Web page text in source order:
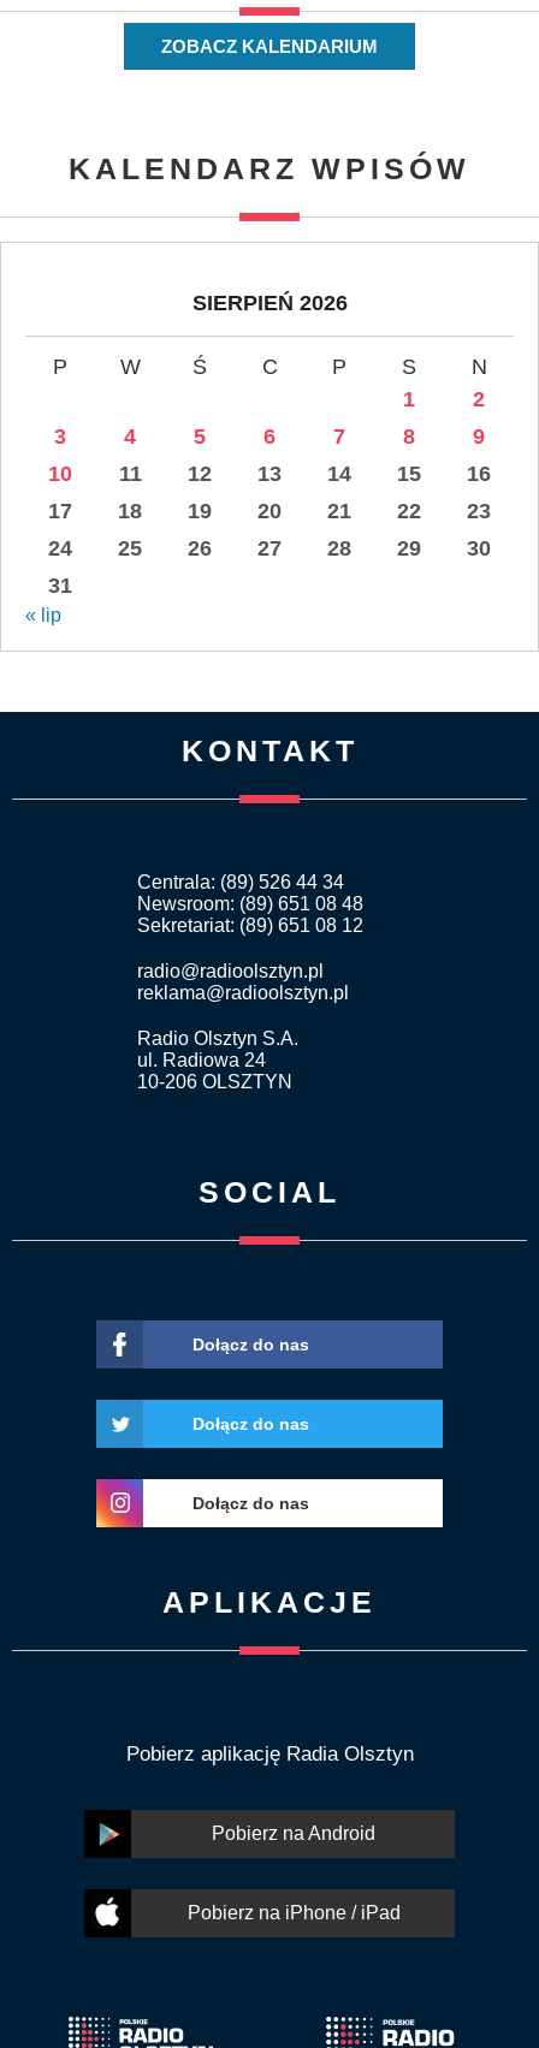
ZOBACZ KALENDARIUM
KALENDARZ WPISÓW
SIERPIEŃ 2026
P W Ś C P S
N
1
2
3
4 5 6 7 8
9
10
11 12 13 14 15
16
17
18 19 20 21 22
23
24
25 26 27 28 29
30
31
« lip
KONTAKT
Centrala: (89) 526 44 34
Newsroom: (89) 651 08 48
Sekretariat: (89) 651 08 12
radio@radioolsztyn.pl
reklama@radioolsztyn.pl
Radio Olsztyn S.A.
ul. Radiowa 24
10-206 OLSZTYN
SOCIAL
Dołącz do nas
Dołącz do nas
Dołącz do nas
APLIKACJE
Pobierz aplikację Radia Olsztyn
Pobierz na Android
Pobierz na iPhone / iPad